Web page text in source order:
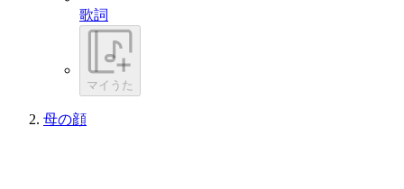
歌詞
マイうた
母の顔